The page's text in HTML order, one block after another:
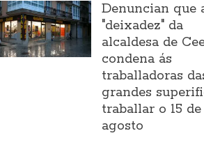
Denuncian que
"deixadez" da
alcaldesa de
condena ás
traballadoras
grandes
traballar o 15 de
agosto